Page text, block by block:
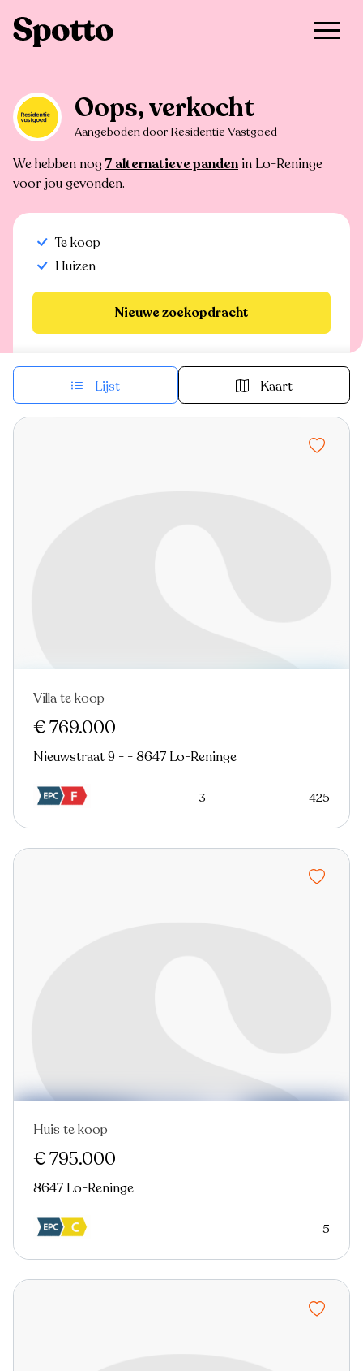
Oops, verkocht
Aangeboden door Residentie Vastgoed
We hebben nog7 alternatieve panden in Lo-Reninge
voor jou gevonden.
Te koop
Huizen
Nieuwe zoekopdracht
Lijst Kaart
Villa te koop
€ 769.000
Nieuwstraat 9 - - 8647 Lo-Reninge
3 425
Huis te koop
€ 795.000
8647 Lo-Reninge
5